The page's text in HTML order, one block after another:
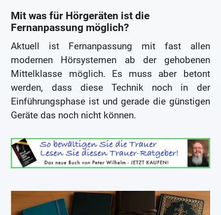
Mit was für Hörgeräten ist die
Fernanpassung möglich?
Aktuell ist Fernanpassung mit fast allen
modernen Hörsystemen ab der gehobenen
Mittelklasse möglich. Es muss aber betont
werden, dass diese Technik noch in der
Einführungsphase ist und gerade die günstigen
Geräte das noch nicht können.